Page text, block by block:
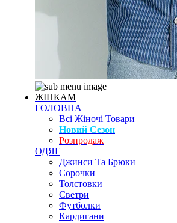
ЖІНКАМ
ГОЛОВНА
Всі Жіночі Товари
Новий Сезон
Розпродаж
ОДЯГ
Джинси Та Брюки
Сорочки
Толстовки
Светри
Футболки
Кардигани